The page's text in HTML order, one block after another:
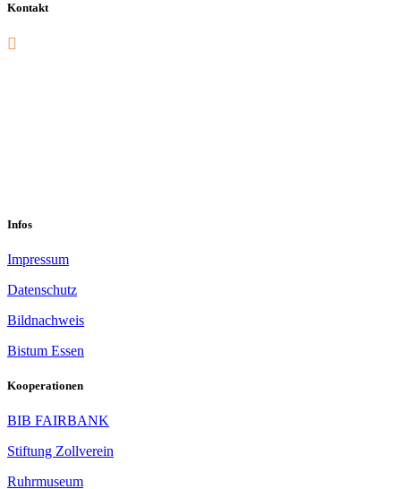
Kontakt
Infos
Impressum
Datenschutz
Bildnachweis
Bistum Essen
Kooperationen
BIB FAIRBANK
Stiftung Zollverein
Ruhrmuseum